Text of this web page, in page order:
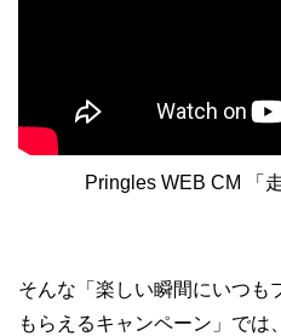
Pringles WEB CM 「
そんな「楽しい瞬間にいつも
もらえるキャンペーン」で